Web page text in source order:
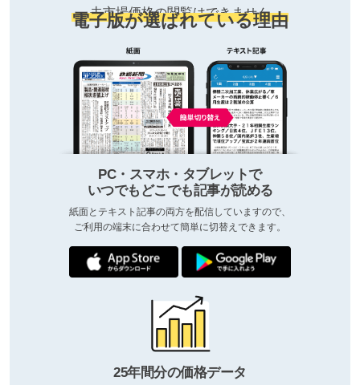
去市場価格の閲覧はできません
電子版が選ばれている理由
PC・スマホ・タブレットで
いつでもどこでも記事が読める
紙面とテキスト記事の両方を配信していますので、
ご利用の端末に合わせて簡単に切替えできます。
25年間分の価格データ